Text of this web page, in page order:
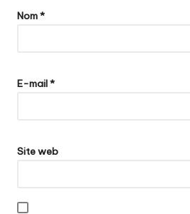
Nom*
E-mail*
Site web